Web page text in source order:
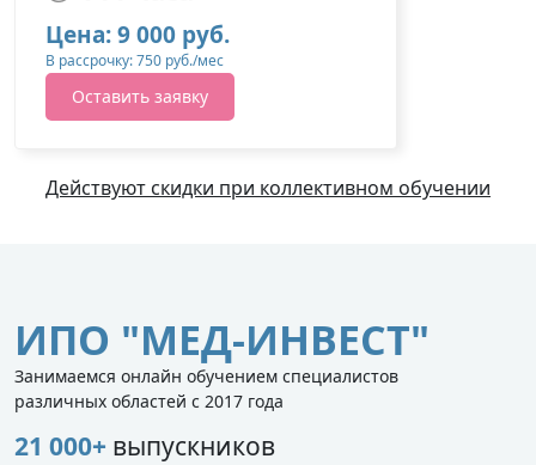
Цена: 9 000 руб.
В рассрочку: 750 руб./мес
Оставить заявку
Действуют скидки при коллективном обучении
ИПО "МЕД-ИНВЕСТ"
Занимаемся онлайн обучением специалистов
различных областей с 2017 года
21 000+ выпускников